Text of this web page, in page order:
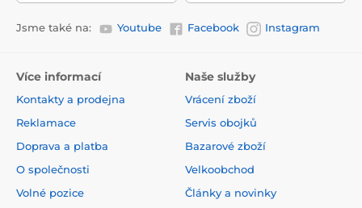
Jsme také na: Youtube Facebook Instagram
Více informací
Kontakty a prodejna
Reklamace
Doprava a platba
O společnosti
Volné pozice
Naše služby
Vrácení zboží
Servis obojků
Bazarové zboží
Velkoobchod
Články a novinky